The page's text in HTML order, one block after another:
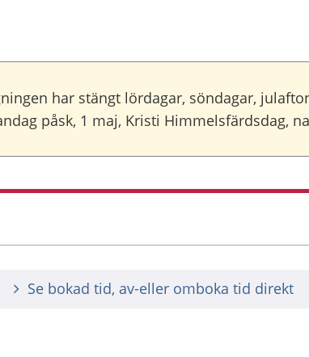
har stängt lördagar, söndagar,
påsk, 1 maj, Kristi Himmelsfärdsdag,
Se bokad tid, av-eller omboka tid direkt